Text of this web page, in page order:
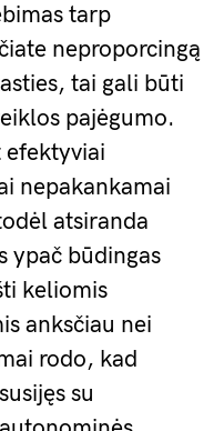
tarp
neproporcingą
tai gali būti
pajėgumo.
efektyviai
nepakankamai
atsiranda
ypač būdingas
keliomis
anksčiau nei
rodo, kad
su